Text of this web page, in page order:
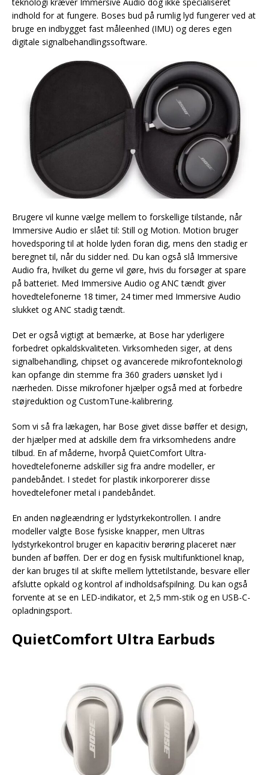
indhold for at fungere. Boses bud på rumlig lyd fungerer ved at
bruge en indbygget fast måleenhed (IMU) og deres egen
digitale signalbehandlingssoftware.
Brugere vil kunne vælge mellem to forskellige tilstande, når
Immersive Audio er slået til: Still og Motion. Motion bruger
hovedsporing til at holde lyden foran dig, mens den stadig er
beregnet til, når du sidder ned. Du kan også slå Immersive
Audio fra, hvilket du gerne vil gøre, hvis du forsøger at spare
på batteriet. Med Immersive Audio og ANC tændt giver
hovedtelefonerne 18 timer, 24 timer med Immersive Audio
slukket og ANC stadig tændt.
Det er også vigtigt at bemærke, at Bose har yderligere
forbedret opkaldskvaliteten. Virksomheden siger, at dens
signalbehandling, chipset og avancerede mikrofonteknologi
kan opfange din stemme fra 360 graders uønsket lyd i
nærheden. Disse mikrofoner hjælper også med at forbedre
støjreduktion og CustomTune-kalibrering.
Som vi så fra lækagen, har Bose givet disse bøffer et design,
der hjælper med at adskille dem fra virksomhedens andre
tilbud. En af måderne, hvorpå QuietComfort Ultra-
hovedtelefonerne adskiller sig fra andre modeller, er
pandebåndet. I stedet for plastik inkorporerer disse
hovedtelefoner metal i pandebåndet.
En anden nøgleændring er lydstyrkekontrollen. I andre
modeller valgte Bose fysiske knapper, men Ultras
lydstyrkekontrol bruger en kapacitiv berøring placeret nær
bunden af bøffen. Der er dog en fysisk multifunktionel knap,
der kan bruges til at skifte mellem lyttetilstande, besvare eller
afslutte opkald og kontrol af indholdsafspilning. Du kan også
forvente at se en LED-indikator, et 2,5 mm-stik og en USB-C-
opladningsport.
QuietComfort Ultra Earbuds